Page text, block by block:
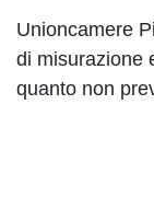
Unioncamere
di misurazione
quanto non